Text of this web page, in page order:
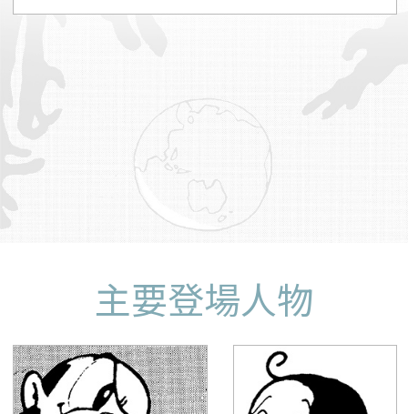
主要登場人物